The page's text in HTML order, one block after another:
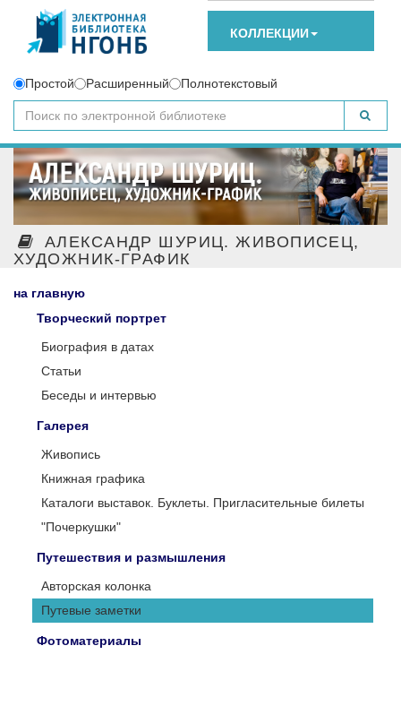
КОЛЛЕКЦИИ
Простой Расширенный Полнотекстовый
АЛЕКСАНДР ШУРИЦ. ЖИВОПИСЕЦ,
ХУДОЖНИК-ГРАФИК
на главную
Творческий портрет
Биография в датах
Статьи
Беседы и интервью
Галерея
Живопись
Книжная графика
Каталоги выставок. Буклеты. Пригласительные билеты
"Почеркушки"
Путешествия и размышления
Авторская колонка
Путевые заметки
Фотоматериалы